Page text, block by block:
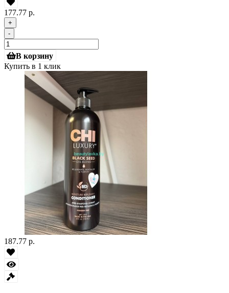
177.77 р.
+
-
В корзину
Купить в 1 клик
187.77 р.